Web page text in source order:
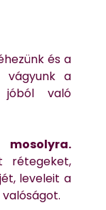
és a
vágyunk a
jóból való
rétegeket,
leveleit a